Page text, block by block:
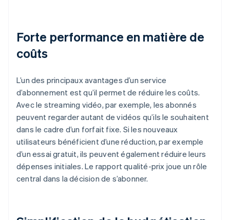
Forte performance en matière de
coûts
L’un des principaux avantages d’un service
d’abonnement est qu’il permet de réduire les coûts.
Avec le streaming vidéo, par exemple, les abonnés
peuvent regarder autant de vidéos qu’ils le souhaitent
dans le cadre d’un forfait fixe. Si les nouveaux
utilisateurs bénéficient d’une réduction, par exemple
d’un essai gratuit, ils peuvent également réduire leurs
dépenses initiales. Le rapport qualité-prix joue un rôle
central dans la décision de s’abonner.